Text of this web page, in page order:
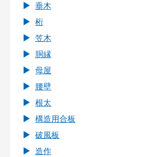
垂木
桁
笠木
胴縁
母屋
腰壁
根太
構造用合板
破風板
造作